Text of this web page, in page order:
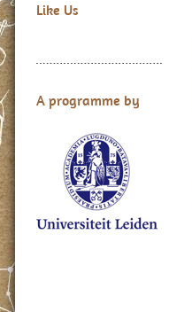
Like Us
A programme by